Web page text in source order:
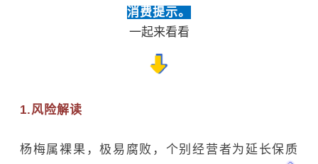
消费提示。
一起来看看
1.风险解读
杨梅属裸果，极易腐败，个别经营者为延长保质